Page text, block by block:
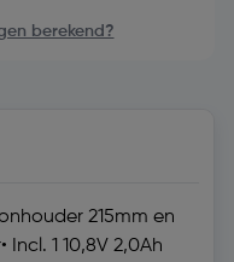
berekend?
215mm en
1 10,8V 2,0Ah